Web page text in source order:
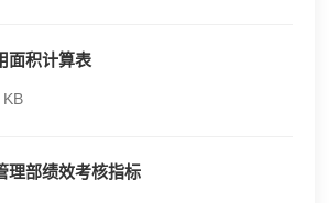
面积计算表
理部绩效考核指标